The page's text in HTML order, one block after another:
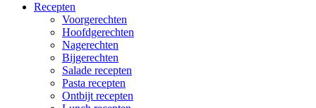
Recepten
Voorgerechten
Hoofdgerechten
Nagerechten
Bijgerechten
Salade recepten
Pasta recepten
Ontbijt recepten